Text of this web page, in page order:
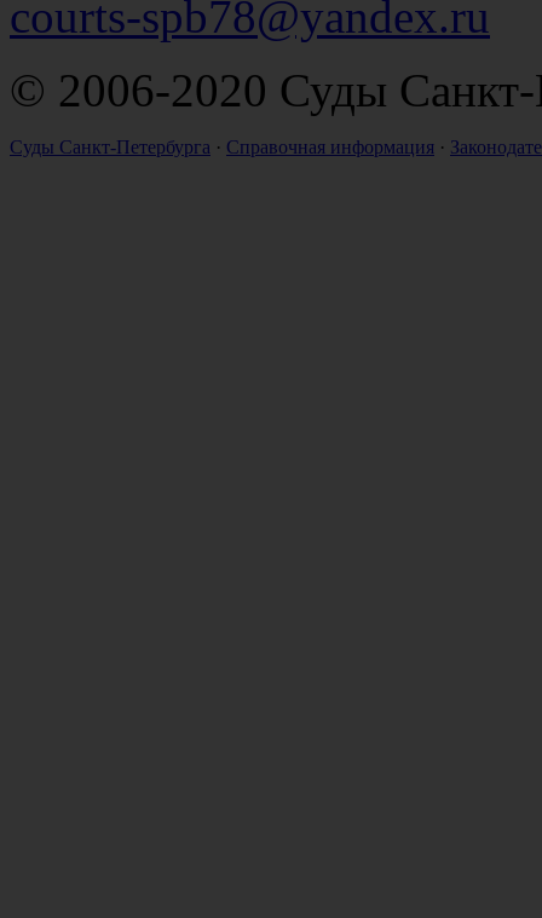
courts-spb78@yandex.ru
© 2006-2020 Суды Санкт-
Суды Санкт-Петербурга · Справочная информация ·